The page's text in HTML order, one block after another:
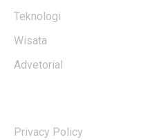
Teknologi
Wisata
Advetorial
Privacy Policy